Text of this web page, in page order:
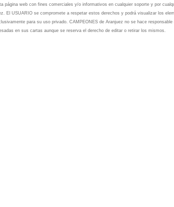
página web con fines comerciales y/o informativos en cualquier soporte y por
El USUARIO se compromete a respetar estos derechos y podrá visualizar los
para su uso privado. CAMPEONES de Aranjuez no se hace
en sus cartas aunque se reserva el derecho de editar o retirar los mismos.